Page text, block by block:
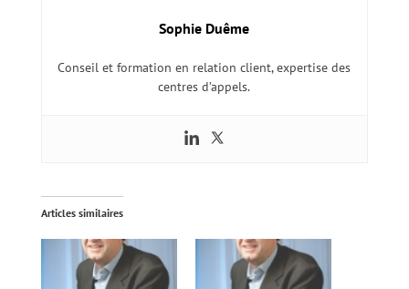
Sophie Duême
Conseil et formation en relation client, expertise des
centres d’appels.
Articles similaires